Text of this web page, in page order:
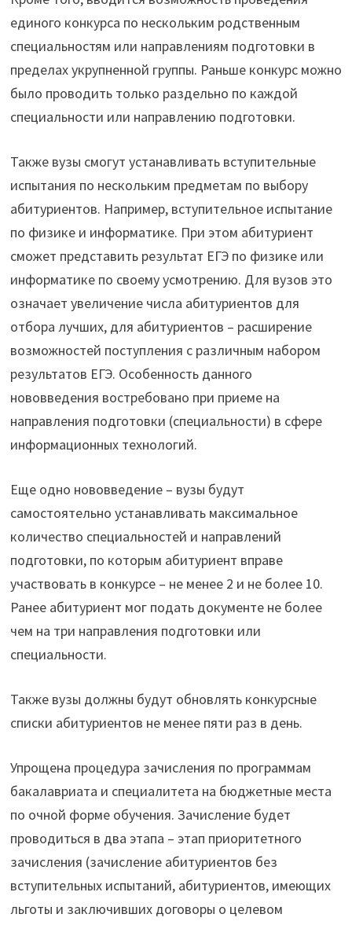
единого конкурса по нескольким родственным
специальностям или направлениям подготовки в
пределах укрупненной группы. Раньше конкурс можно
было проводить только раздельно по каждой
специальности или направлению подготовки.
Также вузы смогут устанавливать вступительные
испытания по нескольким предметам по выбору
абитуриентов. Например, вступительное испытание
по физике и информатике. При этом абитуриент
сможет представить результат ЕГЭ по физике или
информатике по своему усмотрению. Для вузов это
означает увеличение числа абитуриентов для
отбора лучших, для абитуриентов – расширение
возможностей поступления с различным набором
результатов ЕГЭ. Особенность данного
нововведения востребовано при приеме на
направления подготовки (специальности) в сфере
информационных технологий.
Еще одно нововведение – вузы будут
самостоятельно устанавливать максимальное
количество специальностей и направлений
подготовки, по которым абитуриент вправе
участвовать в конкурсе – не менее 2 и не более 10.
Ранее абитуриент мог подать документе не более
чем на три направления подготовки или
специальности.
Также вузы должны будут обновлять конкурсные
списки абитуриентов не менее пяти раз в день.
Упрощена процедура зачисления по программам
бакалавриата и специалитета на бюджетные места
по очной форме обучения. Зачисление будет
проводиться в два этапа – этап приоритетного
зачисления (зачисление абитуриентов без
вступительных испытаний, абитуриентов, имеющих
льготы и заключивших договоры о целевом